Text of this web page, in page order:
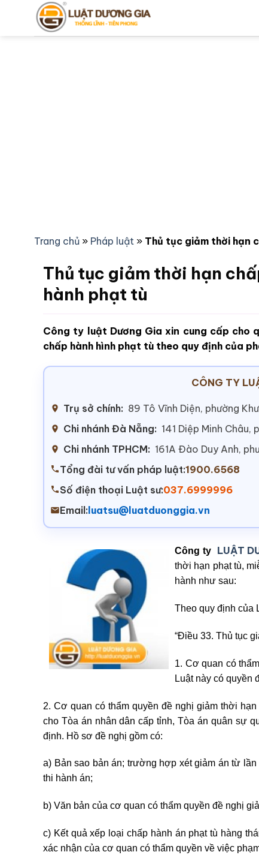
Trang chủ » Pháp luật » Thủ tục giảm thời hạn
Thủ tục giảm thời hạn
hành phạt tù
Công ty luật Dương Gia xin cung cấp cho
chấp hành hình phạt tù theo quy định của
CÔNG TY
Trụ sở chính: 89 Tô Vĩnh Diện, phường
Chi nhánh Đà Nẵng: 141 Diệp Minh Châu,
Chi nhánh TPHCM: 161A Đào Duy Anh,
Tổng đài tư vấn pháp luật:1900.6568
Số điện thoại Luật sư:037.6999996
Email: luatsu@luatduonggia.vn
Công ty LUẬT
thời hạn phạt tù,
hành như sau:
Theo quy định của
“Điều 33. Thủ tục
1. Cơ quan có
Luật này có quyền
2. Cơ quan có thẩm quyền đề nghị giảm thời
cho Tòa án nhân dân cấp tỉnh, Tòa án quân sự
định. Hồ sơ đề nghị gồm có:
a) Bản sao bản án; trường hợp xét giảm án từ
thi hành án;
b) Văn bản của cơ quan có thẩm quyền đề nghị
c) Kết quả xếp loại chấp hành án phạt tù hàng
xác nhận của cơ quan có thẩm quyền về việc